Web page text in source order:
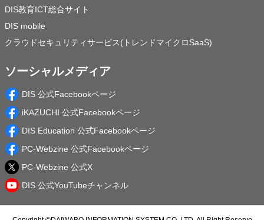
DIS教育ICT総合サイト
DIS mobile
クラウドセキュリティサービス(トレンドマイクロSaaS)
ソーシャルメディア
DIS 公式Facebookページ
iKAZUCHI 公式Facebookページ
DIS Education 公式Facebookページ
PC-Webzine 公式Facebookページ
PC-Webzine 公式X
DIS 公式YouTubeチャンネル